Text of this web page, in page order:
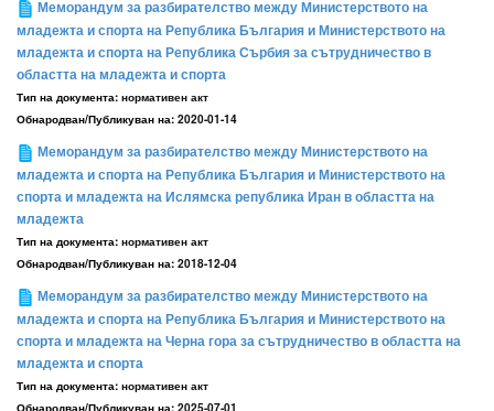
Меморандум за разбирателство между Министерството на
младежта и спорта на Република България и Министерството на
младежта и спорта на Република Сърбия за сътрудничество в
областта на младежта и спорта
Тип на документа: нормативен акт
Обнародван/Публикуван на: 2020-01-14
Меморандум за разбирателство между Министерството на
младежта и спорта на Република България и Министерството на
спорта и младежта на Ислямска република Иран в областта на
младежта
Тип на документа: нормативен акт
Обнародван/Публикуван на: 2018-12-04
Меморандум за разбирателство между Министерството на
младежта и спорта на Република България и Министерството на
спорта и младежта на Черна гора за сътрудничество в областта на
младежта и спорта
Тип на документа: нормативен акт
Обнародван/Публикуван на: 2025-07-01